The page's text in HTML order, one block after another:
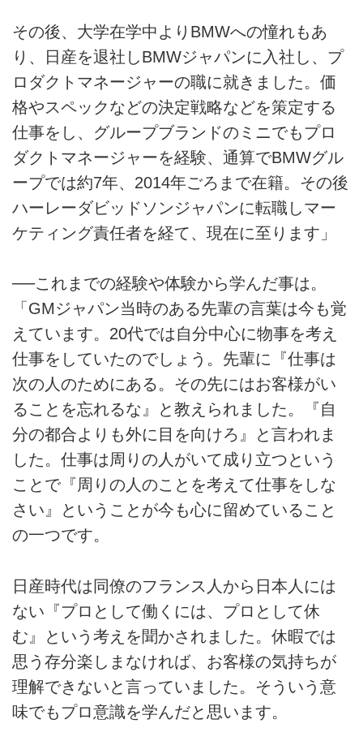
その後、大学在学中よりBMWへの憧れもあ
り、日産を退社しBMWジャパンに入社し、プ
ロダクトマネージャーの職に就きました。価
格やスペックなどの決定戦略などを策定する
仕事をし、グループブランドのミニでもプロ
ダクトマネージャーを経験、通算でBMWグル
ープでは約7年、2014年ごろまで在籍。その後
ハーレーダビッドソンジャパンに転職しマー
ケティング責任者を経て、現在に至ります」
──これまでの経験や体験から学んだ事は。
「GMジャパン当時のある先輩の言葉は今も覚
えています。20代では自分中心に物事を考え
仕事をしていたのでしょう。先輩に『仕事は
次の人のためにある。その先にはお客様がい
ることを忘れるな』と教えられました。『自
分の都合よりも外に目を向けろ』と言われま
した。仕事は周りの人がいて成り立つという
ことで『周りの人のことを考えて仕事をしな
さい』ということが今も心に留めていること
の一つです。
日産時代は同僚のフランス人から日本人には
ない『プロとして働くには、プロとして休
む』という考えを聞かされました。休暇では
思う存分楽しまなければ、お客様の気持ちが
理解できないと言っていました。そういう意
味でもプロ意識を学んだと思います。